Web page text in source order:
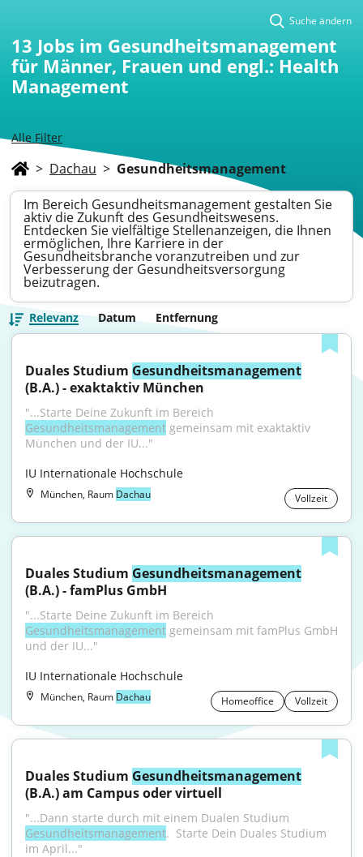
Alle Filter
Suche ändern
13 Jobs im Gesundheitsmanagement
für Männer, Frauen und engl.: Health
Management
> Dachau > Gesundheitsmanagement
Im Bereich Gesundheitsmanagement gestalten Sie
aktiv die Zukunft des Gesundheitswesens.
Entdecken Sie vielfältige Stellenanzeigen, die Ihnen
ermöglichen, Ihre Karriere in der
Gesundheitsbranche voranzutreiben und zur
Verbesserung der Gesundheitsversorgung
beizutragen.
Relevanz Datum Entfernung
Duales Studium Gesundheitsmanagement
(B.A.) - exaktaktiv München
Gesundheitsmanagement gemeinsam mit exaktaktiv
München und der IU..."
IU Internationale Hochschule
München, Raum Dachau Vollzeit
Duales Studium Gesundheitsmanagement
(B.A.) - famPlus GmbH
Gesundheitsmanagement gemeinsam mit famPlus GmbH
und der IU..."
IU Internationale Hochschule
München, Raum Dachau Homeoffice Vollzeit
Duales Studium Gesundheitsmanagement
(B.A.) am Campus oder virtuell
Gesundheitsmanagement. ‍ Starte Dein Duales Studium
im April..."